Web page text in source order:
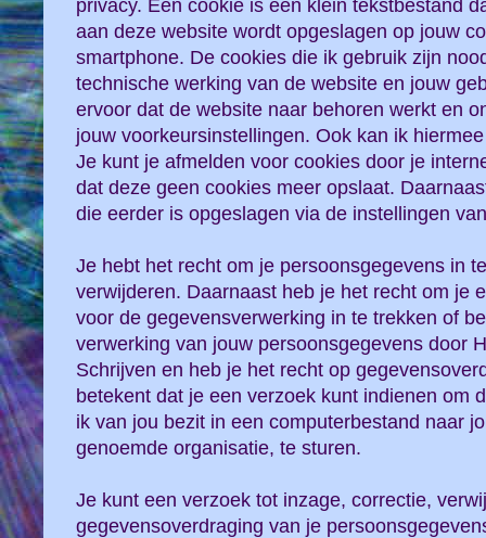
privacy. Een cookie is een klein tekstbestand
aan deze website wordt opgeslagen op jouw
smartphone. De cookies die ik gebruik zijn
technische werking van de website en jouw
ervoor dat de website naar behoren werkt en
jouw voorkeursinstellingen. Ook kan ik
Je kunt je afmelden voor cookies door je
dat deze geen cookies meer opslaat.
die eerder is opgeslagen via de instellingen
Je hebt het recht om je persoonsgegevens in
verwijderen. Daarnaast heb je het recht om je
voor de gegevensverwerking in te trekken of
verwerking van jouw persoonsgegevens door
Schrijven en heb je het recht op
betekent dat je een verzoek kunt indienen om
ik van jou bezit in een computerbestand naar
genoemde organisatie, te sturen.
Je kunt een verzoek tot inzage, correctie,
gegevensoverdraging van je